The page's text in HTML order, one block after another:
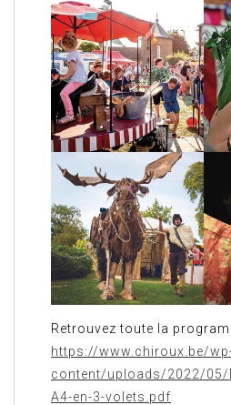
Retrouvez toute la
https://www.chiroux.be/
content/uploads/2022/05/
A4-en-3-volets.pdf